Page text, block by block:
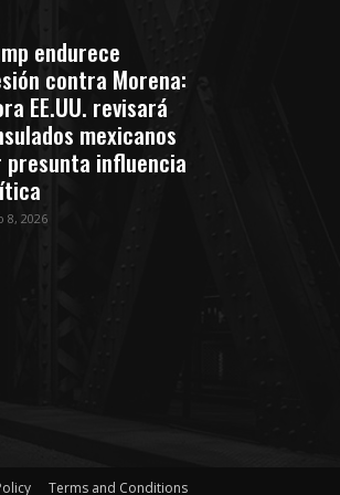
endurece
contra Morena:
EE.UU. revisará
mexicanos
presunta influencia
8, 2026
Terms and Conditions